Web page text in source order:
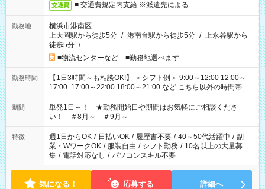
交通費 ■ 交通費規定内支給 ※派遣先による
勤務地
横浜市港南区
上大岡駅から徒歩5分 / 港南台駅から徒歩5分 / 上永谷駅から
徒歩5分 / …
■物流センターなど ■勤務地選べます
勤務時間
【1日3時間～も相談OK!】 ＜シフト例＞ 9:00～12:00 12:00～
17:00 17:00～22:00 18:00～21:00 など こちら以外の時間帯も
お気軽にご相談ください！
期間
単発1日～！ ★勤務開始日や期間はお気軽にご相談くださ
い！ ＃8月～ ＃9月～
特徴 週1日からOK / 日払いOK / 履歴書不要 / 40～50代活躍中 / 副
業・WワークOK / 服装自由 / シフト勤務 / 10名以上の大量募
集 / 電話対応なし / パソコンスキル不要
気になる！ 応募する 詳細へ